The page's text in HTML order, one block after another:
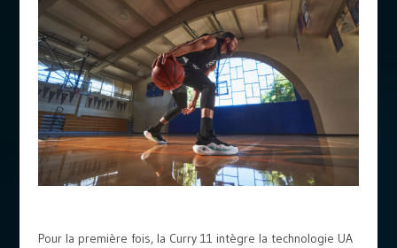
Pour la première fois, la Curry 11 intègre la technologie UA